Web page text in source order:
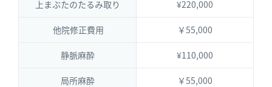
上まぶたのたるみ取り ¥220,000
他院修正費用 ￥55,000
静脈麻酔 ¥110,000
局所麻酔 ￥55,000